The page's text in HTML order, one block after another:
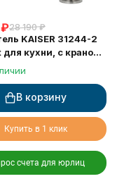
₽28 190 ₽
KAISER 31244-2
кухни, с краном
воды, серебро
В корзину
Купить в 1 клик
счета для юрлиц